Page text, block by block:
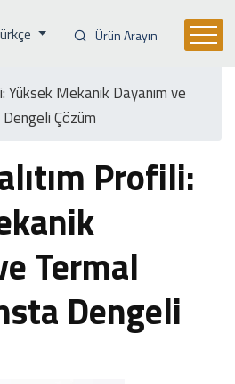
Ürün Arayın
Yüksek Mekanik Dayanım ve
Çözüm
Profili:
Termal
Dengeli